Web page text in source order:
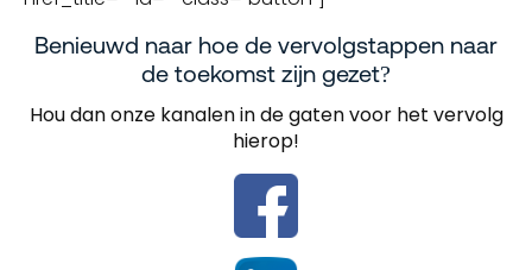
Benieuwd naar hoe de vervolgstappen naar
de toekomst zijn gezet?
Hou dan onze kanalen in de gaten voor het vervolg
hierop!